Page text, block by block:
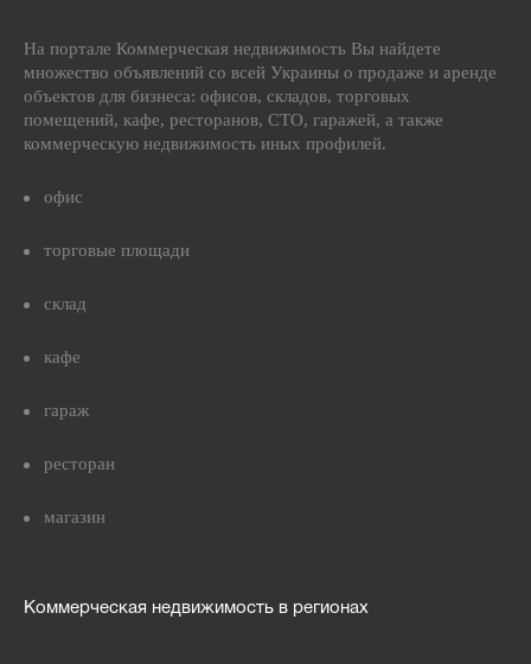
На портале Коммерческая недвижимость Вы найдете
множество объявлений со всей Украины о продаже и аренде
объектов для бизнеса: офисов, складов, торговых
помещений, кафе, ресторанов, СТО, гаражей, а также
коммерческую недвижимость иных профилей.
офис
торговые площади
склад
кафе
гараж
ресторан
магазин
Коммерческая недвижимость в регионах